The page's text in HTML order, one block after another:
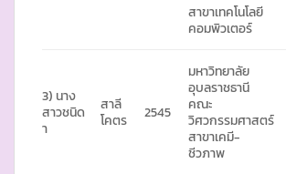
สาขาเทคโนโลยี
คอมพิวเตอร์
3) นาง
สาวชนิด
า
สาลี
โคตร
2545
มหาวิทยาลัย
อุบลราชธานี
คณะ
วิศวกรรมศาสตร์
สาขาเคมี-
ชีวภาพ